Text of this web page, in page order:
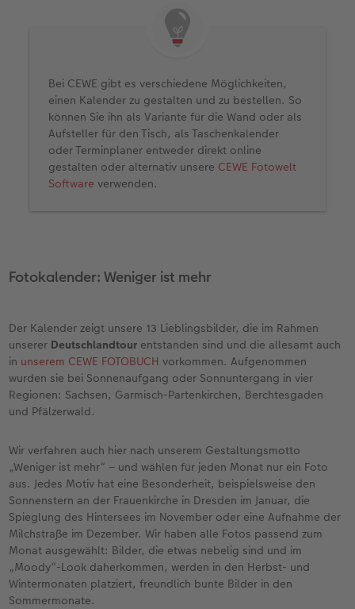
Bei CEWE gibt es verschiedene Möglichkeiten,
einen Kalender zu gestalten und zu bestellen. So
können Sie ihn als Variante für die Wand oder als
Aufsteller für den Tisch, als Taschenkalender
oder Terminplaner entweder direkt online
gestalten oder alternativ unsere CEWE Fotowelt
Software verwenden.
Fotokalender: Weniger ist mehr
Der Kalender zeigt unsere 13 Lieblingsbilder, die im Rahmen
unserer Deutschlandtour entstanden sind und die allesamt auch
in unserem CEWE FOTOBUCH vorkommen. Aufgenommen
wurden sie bei Sonnenaufgang oder Sonnuntergang in vier
Regionen: Sachsen, Garmisch-Partenkirchen, Berchtesgaden
und Pfälzerwald.
Wir verfahren auch hier nach unserem Gestaltungsmotto
„Weniger ist mehr“ – und wählen für jeden Monat nur ein Foto
aus. Jedes Motiv hat eine Besonderheit, beispielsweise den
Sonnenstern an der Frauenkirche in Dresden im Januar, die
Spieglung des Hintersees im November oder eine Aufnahme der
Milchstraße im Dezember. Wir haben alle Fotos passend zum
Monat ausgewählt: Bilder, die etwas nebelig sind und im
„Moody“-Look daherkommen, werden in den Herbst- und
Wintermonaten platziert, freundlich bunte Bilder in den
Sommermonate.